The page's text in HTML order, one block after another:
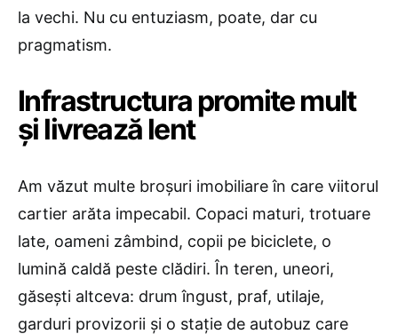
la vechi. Nu cu entuziasm, poate, dar cu
pragmatism.
Infrastructura promite mult
și livrează lent
Am văzut multe broșuri imobiliare în care viitorul
cartier arăta impecabil. Copaci maturi, trotuare
late, oameni zâmbind, copii pe biciclete, o
lumină caldă peste clădiri. În teren, uneori,
găsești altceva: drum îngust, praf, utilaje,
garduri provizorii și o stație de autobuz care